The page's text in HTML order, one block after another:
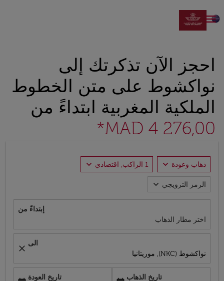

احجز الآن تذكرتك إلى
نواكشوط على متن الخطوط
الملكية المغربية ابتداءً من
MAD 4 276,00*
ذهاب وعودة expand_more 1 الراكب, اقتصادي expand_more
الرمز الترويجي expand_more
إبتداءً من
اختر مطار الذهاب
الى
نواكشوط (NKC), موريتانيا
close
تاريخ الذهاب
تاريخ العودة